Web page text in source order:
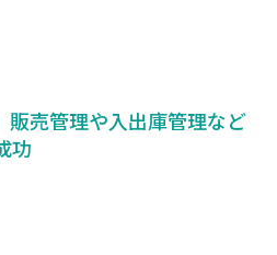
販売管理や入出庫管理など
功